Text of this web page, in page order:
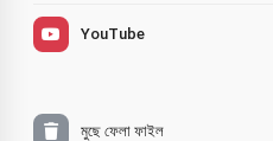
YouTube
মুছে ফেলা ফাইল